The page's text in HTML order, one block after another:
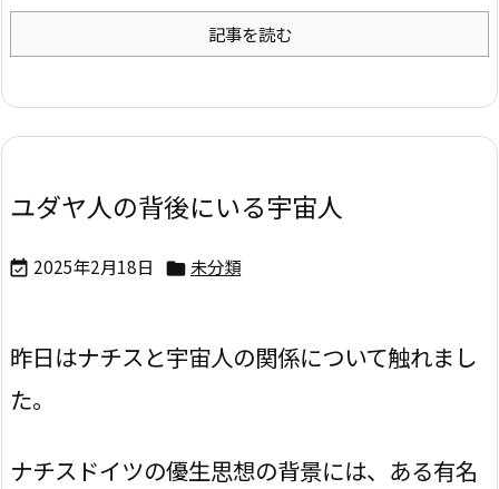
記事を読む
ユダヤ人の背後にいる宇宙人
 2025年2月18日  未分類
昨日はナチスと宇宙人の関係について触れまし
た。
ナチスドイツの優生思想の背景には、ある有名